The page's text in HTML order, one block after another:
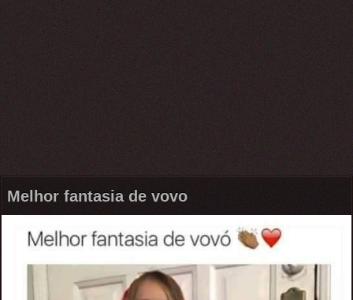
Melhor fantasia de vovo